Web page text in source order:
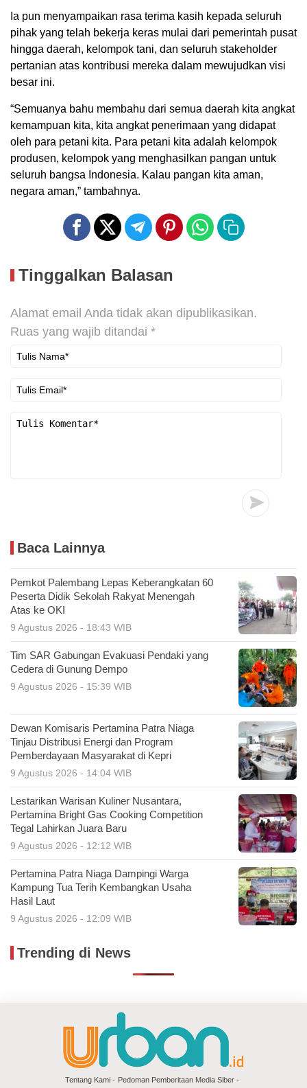
Ia pun menyampaikan rasa terima kasih kepada seluruh
pihak yang telah bekerja keras mulai dari pemerintah pusat
hingga daerah, kelompok tani, dan seluruh stakeholder
pertanian atas kontribusi mereka dalam mewujudkan visi
besar ini.
“Semuanya bahu membahu dari semua daerah kita angkat
kemampuan kita, kita angkat penerimaan yang didapat
oleh para petani kita. Para petani kita adalah kelompok
produsen, kelompok yang menghasilkan pangan untuk
seluruh bangsa Indonesia. Kalau pangan kita aman,
negara aman,” tambahnya.
Tinggalkan Balasan
Alamat email Anda tidak akan dipublikasikan.
Ruas yang wajib ditandai *
Baca Lainnya
Pemkot Palembang Lepas Keberangkatan 60
Peserta Didik Sekolah Rakyat Menengah
Atas ke OKI
9 Agustus 2026 - 18:43 WIB
Tim SAR Gabungan Evakuasi Pendaki yang
Cedera di Gunung Dempo
9 Agustus 2026 - 15:39 WIB
Dewan Komisaris Pertamina Patra Niaga
Tinjau Distribusi Energi dan Program
Pemberdayaan Masyarakat di Kepri
9 Agustus 2026 - 14:04 WIB
Lestarikan Warisan Kuliner Nusantara,
Pertamina Bright Gas Cooking Competition
Tegal Lahirkan Juara Baru
9 Agustus 2026 - 12:12 WIB
Pertamina Patra Niaga Dampingi Warga
Kampung Tua Terih Kembangkan Usaha
Hasil Laut
9 Agustus 2026 - 12:09 WIB
Trending di News
Tentang Kami Pedoman Pemberitaan Media Siber